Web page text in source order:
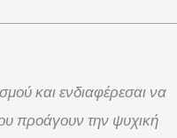
και ενδιαφέρεσαι να
προάγουν την ψυχική